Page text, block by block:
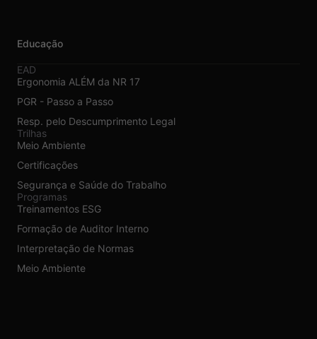
Educação
EAD
Ergonomia ALÉM da NR 17
PGR - Passo a Passo
Resp. pelo Descumprimento Legal
Trilhas
Meio Ambiente
Certificações
Segurança e Saúde do Trabalho
Programas
Treinamentos ESG
Formação de Auditor Interno
Interpretação de Normas
Meio Ambiente